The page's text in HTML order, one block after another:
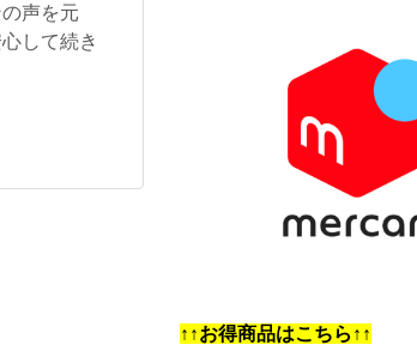
声を元
して続き
↑↑お得商品はこちら↑↑